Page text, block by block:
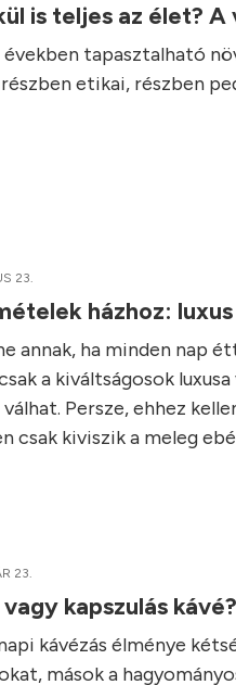
is teljes az élet?
tapasztalható
etikai, részben
23.
házhoz:
annak, ha minden nap
a kiváltságosok
válhat. Persze, ehhez
csak kiviszik a meleg
23.
kapszulás
kávézás élménye
mások a